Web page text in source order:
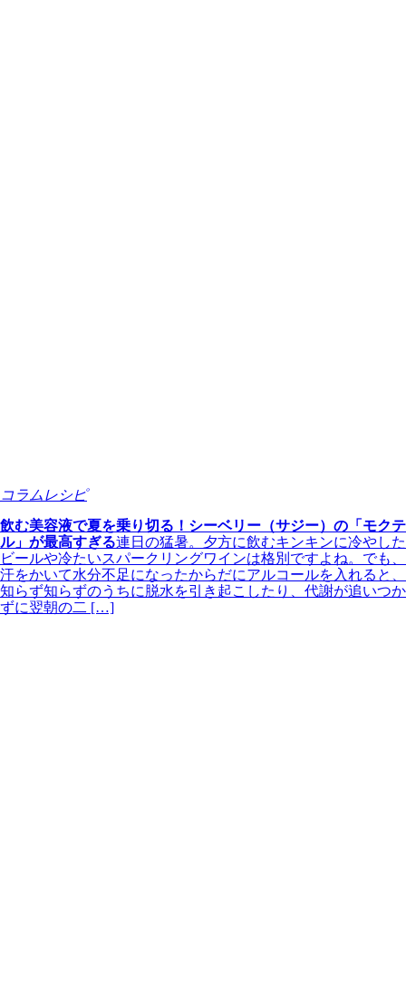
コラムレシピ
飲む美容液で夏を乗り切る！シーベリー（サジー）の「モクテ
ル」が最高すぎる連日の猛暑。夕方に飲むキンキンに冷やした
ビールや冷たいスパークリングワインは格別ですよね。でも、
汗をかいて水分不足になったからだにアルコールを入れると、
知らず知らずのうちに脱水を引き起こしたり、代謝が追いつか
ずに翌朝の二 […]